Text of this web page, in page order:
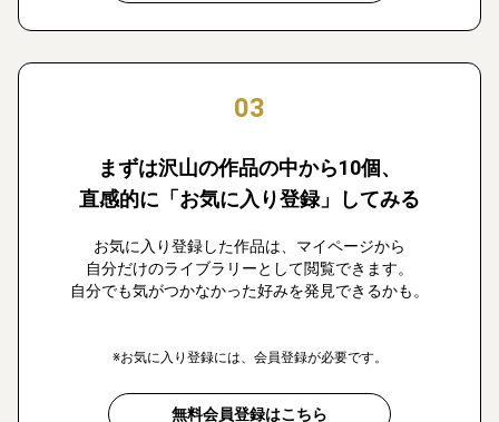
03
まずは沢山の作品の中から10個、
直感的に「お気に入り登録」してみる
お気に入り登録した作品は、マイページから
自分だけのライブラリーとして閲覧できます。
自分でも気がつかなかった好みを発見できるかも。
※お気に入り登録には、会員登録が必要です。
無料会員登録はこちら